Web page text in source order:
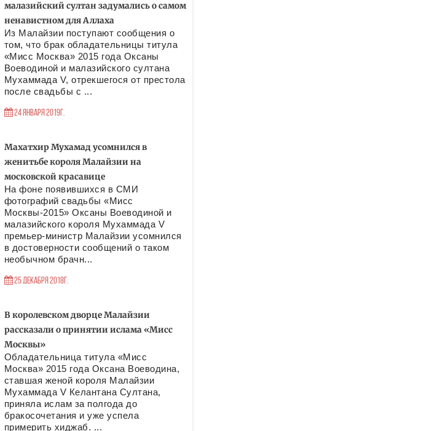
малазийский султан задумались о самом
ненавистном для Аллаха
Из Малайзии поступают сообщения о
том, что брак обладательницы титула
«Мисс Москва» 2015 года Оксаны
Воеводиной и малазийского султана
Мухаммада V, отрекшегося от престола
после свадьбы с ...
24 Января 2019г.
Махатхир Мухамад усомнился в
женитьбе короля Малайзии на
московской красавице
На фоне появившихся в СМИ
фотографий свадьбы «Мисс
Москвы-2015» Оксаны Воеводиной и
малазийского короля Мухаммада V
премьер-министр Малайзии усомнился
в достоверности сообщений о таком
необычном брачн...
25 Декабря 2018г.
В королевском дворце Малайзии
рассказали о принятии ислама «Мисс
Москвы»
Обладательница титула «Мисс
Москва» 2015 года Оксана Воеводина,
ставшая женой короля Малайзии
Мухаммада V Келантана Султана,
приняла ислам за полгода до
бракосочетания и уже успела
примерить хиджаб. ...